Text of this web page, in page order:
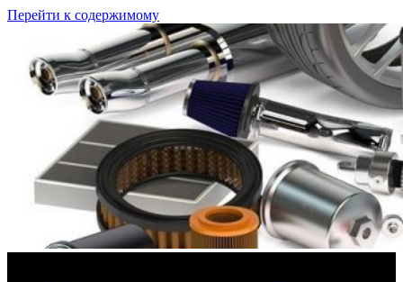
Перейти к содержимому